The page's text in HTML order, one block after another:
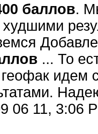
баллов.
... То
идем
06 11, 3:06